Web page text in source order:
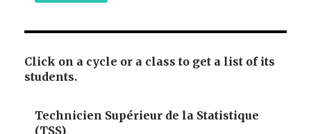
Click on a cycle or a class to get a list of its
students.
Technicien Supérieur de la Statistique
(TSS)